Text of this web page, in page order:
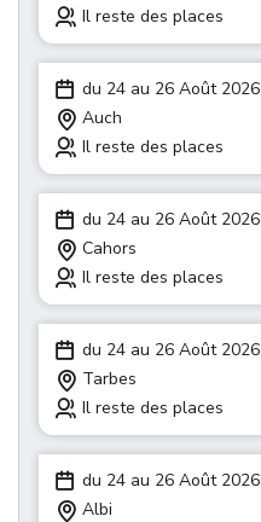
Il reste des places
du 24 au 26 Août 2026
Auch
Il reste des places
du 24 au 26 Août 2026
Cahors
Il reste des places
du 24 au 26 Août 2026
Tarbes
Il reste des places
du 24 au 26 Août 2026
Albi